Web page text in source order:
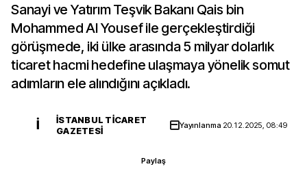
Sanayi ve Yatırım Teşvik Bakanı Qais bin
Mohammed Al Yousef ile gerçekleştirdiği
görüşmede, iki ülke arasında 5 milyar dolarlık
ticaret hacmi hedefine ulaşmaya yönelik somut
adımların ele alındığını açıkladı.
İ
İSTANBUL TICARET
GAZETESI
Yayınlanma 20.12.2025, 08:49
Paylaş